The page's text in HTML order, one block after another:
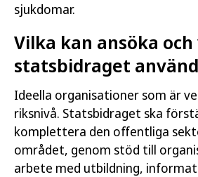
sjukdomar.
Vilka kan ansöka
statsbidraget
Ideella organisationer som är
riksnivå. Statsbidraget ska
komplettera den offentliga
området, genom stöd till
arbete med utbildning,